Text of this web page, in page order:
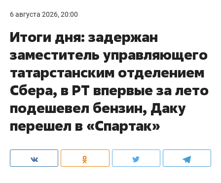
6 августа 2026, 20:00
Итоги дня: задержан
заместитель управляющего
татарстанским отделением
Сбера, в РТ впервые за лето
подешевел бензин, Даку
перешел в «Спартак»